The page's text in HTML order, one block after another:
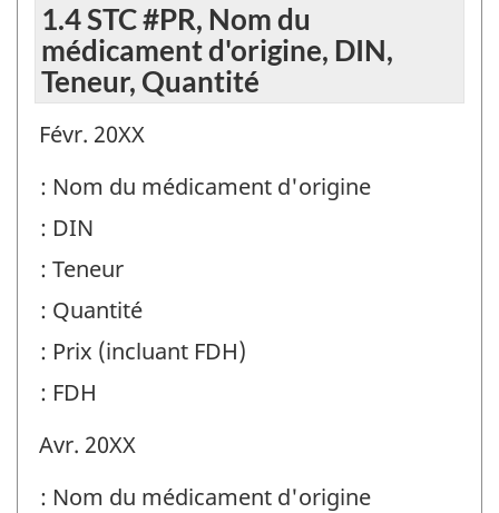
1.4 STC #PR, Nom du
médicament d'origine, DIN,
Teneur, Quantité
Févr. 20XX
: Nom du médicament d'origine
: DIN
: Teneur
: Quantité
: Prix (incluant FDH)
: FDH
Avr. 20XX
: Nom du médicament d'origine